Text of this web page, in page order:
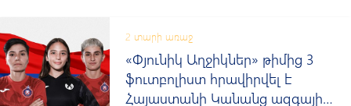
2 տարի առաջ
«Փյունիկ Աղջիկներ» թիմից 3
ֆուտբոլիստ հրավիրվել է
Հայաստանի Կանանց ազգային